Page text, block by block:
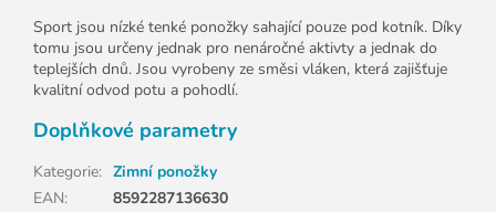
Sport jsou nízké tenké ponožky sahající pouze pod kotník. Díky
tomu jsou určeny jednak pro nenáročné aktivty a jednak do
teplejších dnů. Jsou vyrobeny ze směsi vláken, která zajišťuje
kvalitní odvod potu a pohodlí.
Doplňkové parametry
Kategorie: Zimní ponožky
EAN: 8592287136630